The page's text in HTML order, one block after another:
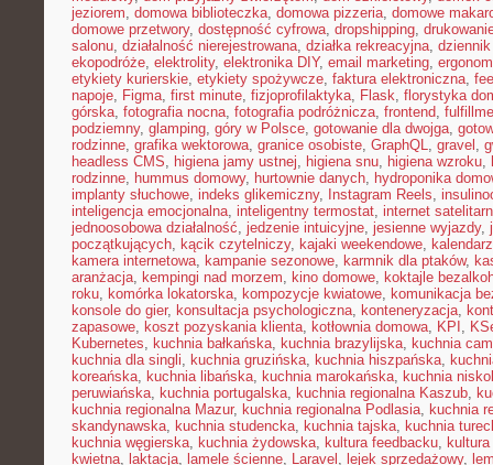
jeziorem, domowa biblioteczka, domowa pizzeria, domowe
domowe przetwory, dostępność cyfrowa, dropshipping,
salonu, działalność nierejestrowana, działka rekreacyjna,
ekopodróże, elektrolity, elektronika DIY, email marketing,
etykiety kurierskie, etykiety spożywcze, faktura elektroniczna,
napoje, Figma, first minute, fizjoprofilaktyka, Flask, florystyka
górska, fotografia nocna, fotografia podróżnicza, frontend,
podziemny, glamping, góry w Polsce, gotowanie dla dwojga,
rodzinne, grafika wektorowa, granice osobiste, GraphQL, gravel ,
headless CMS, higiena jamy ustnej, higiena snu, higiena wzroku,
rodzinne, hummus domowy, hurtownie danych, hydroponika
implanty słuchowe, indeks glikemiczny, Instagram Reels,
inteligencja emocjonalna, inteligentny termostat, internet
jednoosobowa działalność, jedzenie intuicyjne, jesienne wyjazdy,
początkujących, kącik czytelniczy, kajaki weekendowe,
kamera internetowa, kampanie sezonowe, karmnik dla ptaków,
aranżacja, kempingi nad morzem, kino domowe, koktajle
roku, komórka lokatorska, kompozycje kwiatowe, komunikacja
konsole do gier, konsultacja psychologiczna, konteneryzacja,
zapasowe, koszt pozyskania klienta, kotłownia domowa, KPI ,
Kubernetes, kuchnia bałkańska, kuchnia brazylijska, kuchnia
kuchnia dla singli, kuchnia gruzińska, kuchnia hiszpańska,
koreańska, kuchnia libańska, kuchnia marokańska, kuchnia
peruwiańska, kuchnia portugalska, kuchnia regionalna Kaszub,
kuchnia regionalna Mazur, kuchnia regionalna Podlasia, kuchnia
skandynawska, kuchnia studencka, kuchnia tajska, kuchnia
kuchnia węgierska, kuchnia żydowska, kultura feedbacku,
kwietna, laktacja, lamele ścienne, Laravel , lejek sprzedażowy,